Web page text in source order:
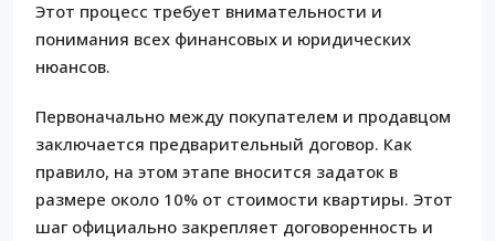
Этот процесс требует внимательности и
понимания всех финансовых и юридических
нюансов.
Первоначально между покупателем и продавцом
заключается предварительный договор. Как
правило, на этом этапе вносится задаток в
размере около 10% от стоимости квартиры. Этот
шаг официально закрепляет договоренность и